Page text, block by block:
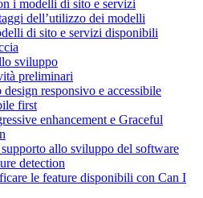
i modelli di sito e servizi
dell’utilizzo dei modelli
di sito e servizi disponibili
sviluppo
preliminari
design responsivo e accessibile
first
enhancement e Graceful
allo sviluppo del software
detection
le feature disponibili con Can I